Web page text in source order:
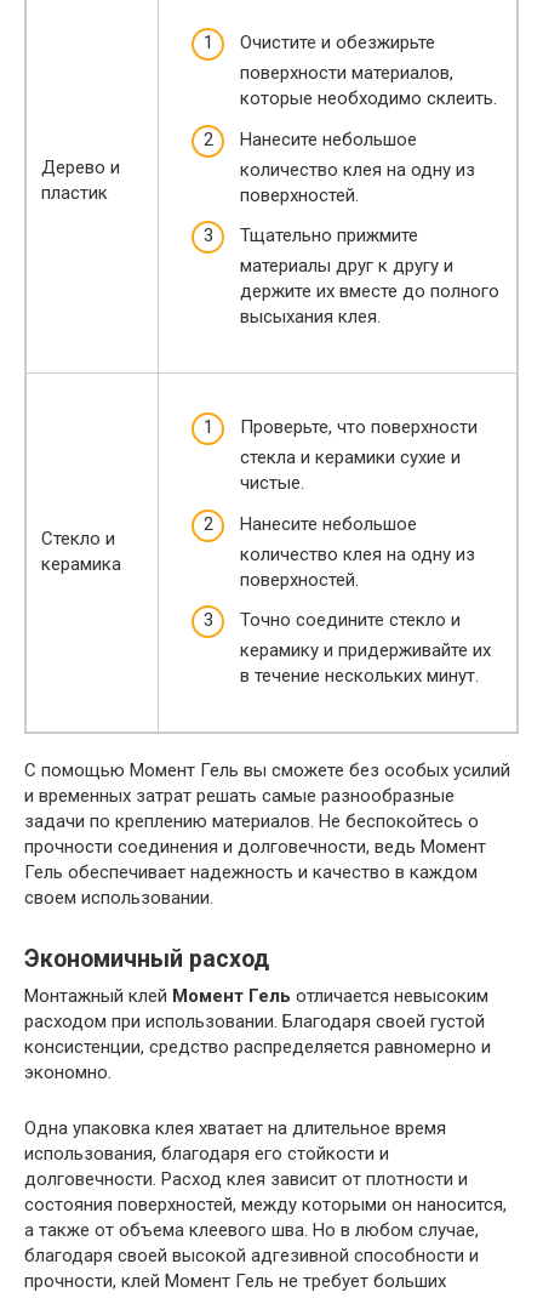
Дерево и
пластик
Очистите и обезжирьте
поверхности материалов,
которые необходимо склеить.
Нанесите небольшое
количество клея на одну из
поверхностей.
Тщательно прижмите
материалы друг к другу и
держите их вместе до полного
высыхания клея.
Стекло и
керамика
Проверьте, что поверхности
стекла и керамики сухие и
чистые.
Нанесите небольшое
количество клея на одну из
поверхностей.
Точно соедините стекло и
керамику и придерживайте их
в течение нескольких минут.
С помощью Момент Гель вы сможете без особых усилий
и временных затрат решать самые разнообразные
задачи по креплению материалов. Не беспокойтесь о
прочности соединения и долговечности, ведь Момент
Гель обеспечивает надежность и качество в каждом
своем использовании.
Экономичный расход
Монтажный клей Момент Гель отличается невысоким
расходом при использовании. Благодаря своей густой
консистенции, средство распределяется равномерно и
экономно.
Одна упаковка клея хватает на длительное время
использования, благодаря его стойкости и
долговечности. Расход клея зависит от плотности и
состояния поверхностей, между которыми он наносится,
а также от объема клеевого шва. Но в любом случае,
благодаря своей высокой адгезивной способности и
прочности, клей Момент Гель не требует больших